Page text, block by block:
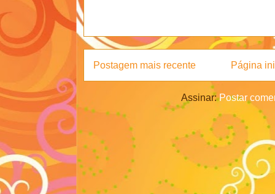
Postagem mais recente Página
Assinar:Postar